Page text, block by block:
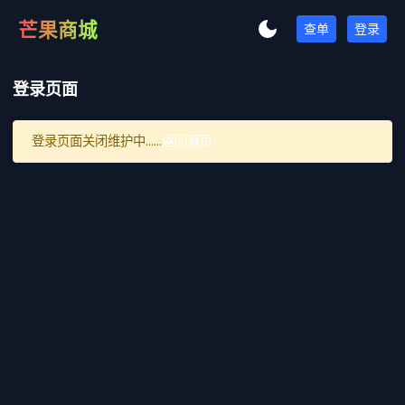
芒果商城 查单 登录
登录页面
登录页面关闭维护中......返回首页